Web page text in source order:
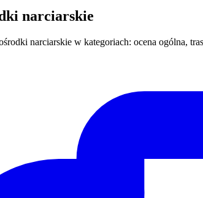
narciarskie
narciarskie w kategoriach: ocena ogólna,